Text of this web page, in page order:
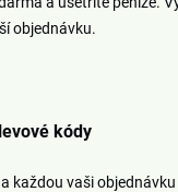
objednávku.
kódy
každou vaši